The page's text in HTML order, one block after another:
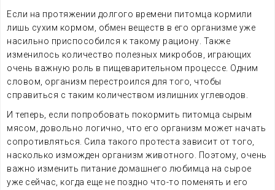
Если на протяжении долгого времени питомца кормили
лишь сухим кормом, обмен веществ в его организме уже
насильно приспособился к такому рациону. Также
изменилось количество полезных микробов, играющих
очень важную роль в пищеварительном процессе. Одним
словом, организм перестроился для того, чтобы
справиться с таким количеством излишних углеводов.
И теперь, если попробовать покормить питомца сырым
мясом, довольно логично, что его организм может начать
сопротивляться. Сила такого протеста зависит от того,
насколько изможден организм животного. Поэтому, очень
важно изменить питание домашнего любимца на сырое
уже сейчас, когда еще не поздно что-то поменять и его